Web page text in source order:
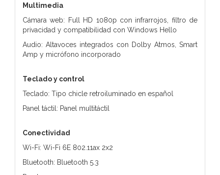
Multimedia
Cámara web: Full HD 1080p con infrarrojos, filtro de
privacidad y compatibilidad con Windows Hello
Audio: Altavoces integrados con Dolby Atmos, Smart
Amp y micrófono incorporado
Teclado y control
Teclado: Tipo chicle retroiluminado en español
Panel táctil: Panel multitáctil
Conectividad
Wi-Fi: Wi-Fi 6E 802.11ax 2x2
Bluetooth: Bluetooth 5.3